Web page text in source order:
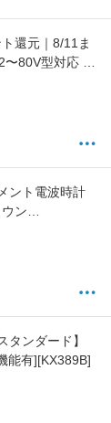
還元｜8/11ま
80V型対応 テ
プ ウォールナ
ント電波時計
ン
有]
タンダード】
能有][KX389B]